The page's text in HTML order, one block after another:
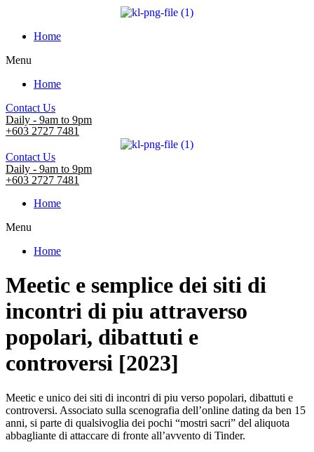
Home
Menu
Home
Contact Us
Daily - 9am to 9pm
+603 2727 7481
Contact Us
Daily - 9am to 9pm
+603 2727 7481
Home
Menu
Home
Meetic e semplice dei siti di
incontri di piu attraverso
popolari, dibattuti e
controversi [2023]
Meetic e unico dei siti di incontri di piu verso popolari, dibattuti e
controversi. Associato sulla scenografia dell’online dating da ben 15
anni, si parte di qualsivoglia dei pochi “mostri sacri” del aliquota
abbagliante di attaccare di fronte all’avvento di Tinder.